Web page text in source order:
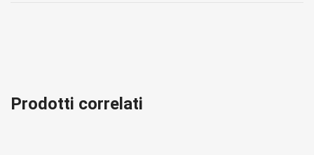
Prodotti correlati